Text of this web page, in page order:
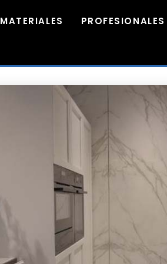
30
ABRIL
MÁRMOL XTONE:
TECNOLOGÍA
ENERO
2024
COCINAS DE
CUARCITA BLANCA |
MÁRMOLES MABELLO
MATERIALES PROFESIONALES